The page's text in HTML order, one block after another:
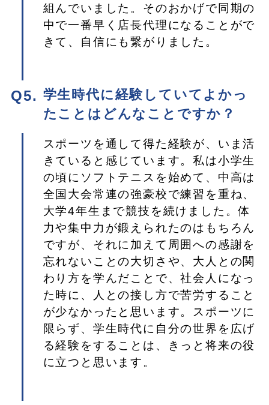
組んでいました。そのおかげで同期の
中で一番早く店長代理になることがで
きて、自信にも繋がりました。
学生時代に経験していてよかっ
たことはどんなことですか？
スポーツを通して得た経験が、いま活
きていると感じています。私は小学生
の頃にソフトテニスを始めて、中高は
全国大会常連の強豪校で練習を重ね、
大学4年生まで競技を続けました。体
力や集中力が鍛えられたのはもちろん
ですが、それに加えて周囲への感謝を
忘れないことの大切さや、大人との関
わり方を学んだことで、社会人になっ
た時に、人との接し方で苦労すること
が少なかったと思います。スポーツに
限らず、学生時代に自分の世界を広げ
る経験をすることは、きっと将来の役
に立つと思います。